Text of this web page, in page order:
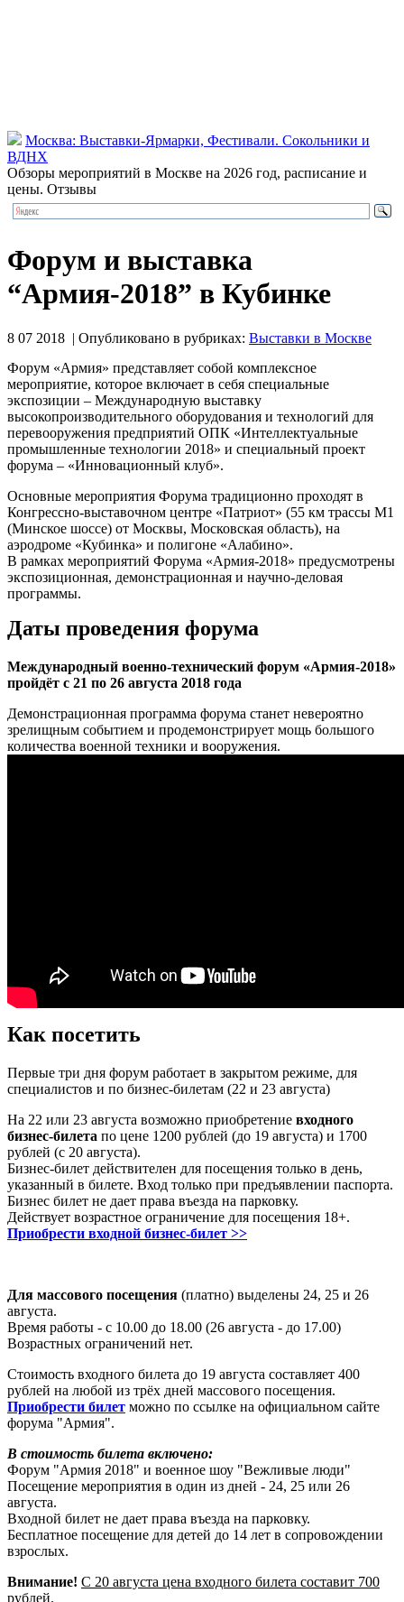
Москва: Выставки-Ярмарки, Фестивали. Сокольники и
ВДНХ
Обзоры мероприятий в Москве на 2026 год, расписание и
цены. Отзывы
Форум и выставка
“Армия-2018” в Кубинке
8 07 2018 | Опубликовано в рубриках: Выставки в Москве
Форум «Армия» представляет собой комплексное
мероприятие, которое включает в себя специальные
экспозиции – Международную выставку
высокопроизводительного оборудования и технологий для
перевооружения предприятий ОПК «Интеллектуальные
промышленные технологии 2018» и специальный проект
форума – «Инновационный клуб».
Основные мероприятия Форума традиционно проходят в
Конгрессно-выставочном центре «Патриот» (55 км трассы М1
(Минское шоссе) от Москвы, Московская область), на
аэродроме «Кубинка» и полигоне «Алабино».
В рамках мероприятий Форума «Армия-2018» предусмотрены
экспозиционная, демонстрационная и научно-деловая
программы.
Даты проведения форума
Международный военно-технический форум «Армия-2018»
пройдёт с 21 по 26 августа 2018 года
Демонстрационная программа форума станет невероятно
зрелищным событием и продемонстрирует мощь большого
количества военной техники и вооружения.
Как посетить
Первые три дня форум работает в закрытом режиме, для
специалистов и по бизнес-билетам (22 и 23 августа)
На 22 или 23 августа возможно приобретение входного
бизнес-билета по цене 1200 рублей (до 19 августа) и 1700
рублей (с 20 августа).
Бизнес-билет действителен для посещения только в день,
указанный в билете. Вход только при предъявлении паспорта.
Бизнес билет не дает права въезда на парковку.
Действует возрастное ограничение для посещения 18+.
Приобрести входной бизнес-билет >>
Для массового посещения (платно) выделены 24, 25 и 26
августа.
Время работы - с 10.00 до 18.00 (26 августа - до 17.00)
Возрастных ограничений нет.
Стоимость входного билета до 19 августа составляет 400
рублей на любой из трёх дней массового посещения.
Приобрести билет можно по ссылке на официальном сайте
форума "Армия".
В стоимость билета включено:
Форум "Армия 2018" и военное шоу "Вежливые люди"
Посещение мероприятия в один из дней - 24, 25 или 26
августа.
Входной билет не дает права въезда на парковку.
Бесплатное посещение для детей до 14 лет в сопровождении
взрослых.
Внимание! С 20 августа цена входного билета составит 700
рублей.